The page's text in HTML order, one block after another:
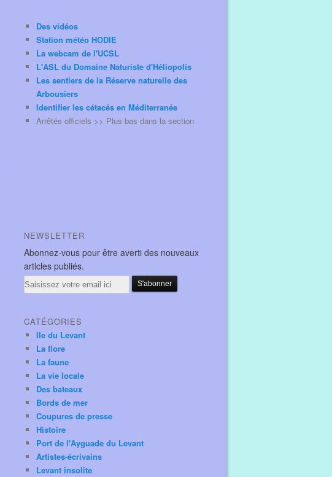
Des vidéos
Station météo HODIE
La webcam de l'UCSL
L'ASL du Domaine Naturiste d'Héliopolis
Les sentiers de la Réserve naturelle des
Arbousiers
Identifier les cétacés en Méditerranée
Arrêtés officiels >> Plus bas dans la section
NEWSLETTER
Abonnez-vous pour être averti des nouveaux
articles publiés.
Email
CATÉGORIES
Ile du Levant
La flore
La faune
La vie locale
Des bateaux
Bords de mer
Coupures de presse
Histoire
Port de l'Ayguade du Levant
Artistes-écrivains
Levant insolite